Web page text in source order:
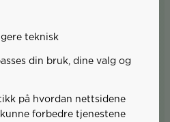
teknisk
din bruk, dine valg og
på hvordan nettsidene
forbedre tjenestene
fornyes automatisk
Utmelding må sendes
her.
våre vedtekter.